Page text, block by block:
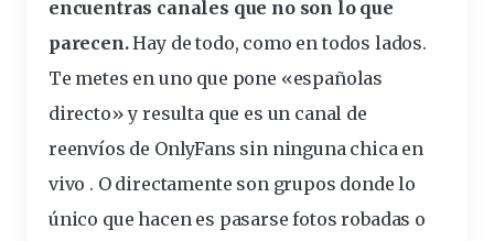
encuentras canales que no son lo que
parecen.Hay de todo, como en todos lados.
Te metes en uno que pone «españolas
directo» y resulta que es un canal de
reenvíos de OnlyFans sin ninguna chica en
vivo . O directamente son grupos donde lo
único que hacen es pasarse fotos robadas o